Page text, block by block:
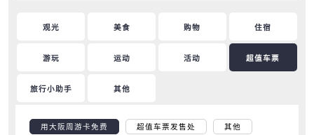
观光 美食 购物 住宿
游玩 运动 活动 超值车票
旅行小助手 其他
用大阪周游卡免费 超值车票发售处 其他